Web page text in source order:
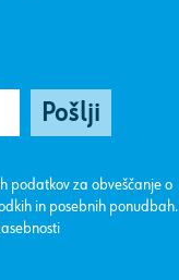
podatkov za obveščanje o
in posebnih ponudbah.